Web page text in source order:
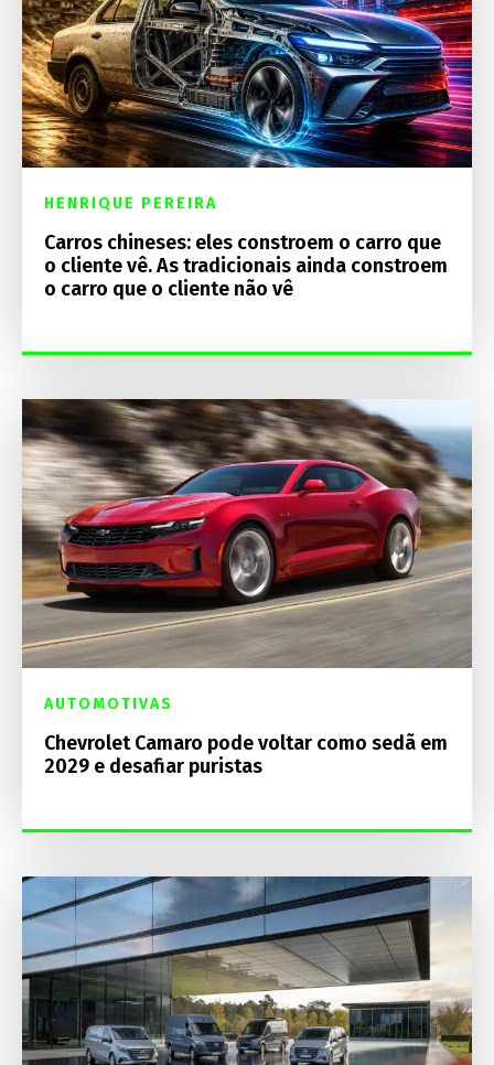
HENRIQUE PEREIRA
Carros chineses: eles constroem o carro que
o cliente vê. As tradicionais ainda constroem
o carro que o cliente não vê
AUTOMOTIVAS
Chevrolet Camaro pode voltar como sedã em
2029 e desafiar puristas